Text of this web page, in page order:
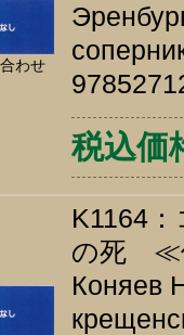
わせ
税込価
K1164
の死 ≪
Коняев